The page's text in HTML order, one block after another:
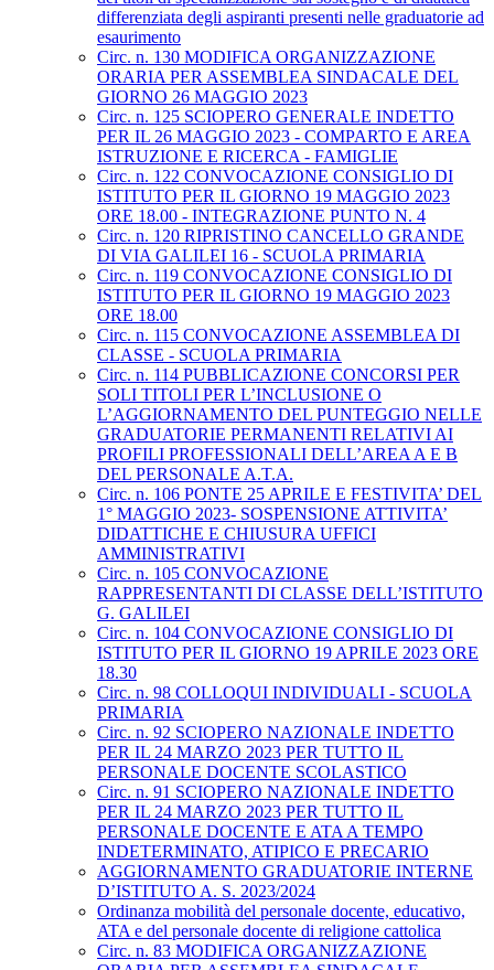
differenziata degli aspiranti presenti nelle graduatorie ad
esaurimento
Circ. n. 130 MODIFICA ORGANIZZAZIONE
ORARIA PER ASSEMBLEA SINDACALE DEL
GIORNO 26 MAGGIO 2023
Circ. n. 125 SCIOPERO GENERALE INDETTO
PER IL 26 MAGGIO 2023 - COMPARTO E AREA
ISTRUZIONE E RICERCA - FAMIGLIE
Circ. n. 122 CONVOCAZIONE CONSIGLIO DI
ISTITUTO PER IL GIORNO 19 MAGGIO 2023
ORE 18.00 - INTEGRAZIONE PUNTO N. 4
Circ. n. 120 RIPRISTINO CANCELLO GRANDE
DI VIA GALILEI 16 - SCUOLA PRIMARIA
Circ. n. 119 CONVOCAZIONE CONSIGLIO DI
ISTITUTO PER IL GIORNO 19 MAGGIO 2023
ORE 18.00
Circ. n. 115 CONVOCAZIONE ASSEMBLEA DI
CLASSE - SCUOLA PRIMARIA
Circ. n. 114 PUBBLICAZIONE CONCORSI PER
SOLI TITOLI PER L’INCLUSIONE O
L’AGGIORNAMENTO DEL PUNTEGGIO NELLE
GRADUATORIE PERMANENTI RELATIVI AI
PROFILI PROFESSIONALI DELL’AREA A E B
DEL PERSONALE A.T.A.
Circ. n. 106 PONTE 25 APRILE E FESTIVITA’ DEL
1° MAGGIO 2023- SOSPENSIONE ATTIVITA’
DIDATTICHE E CHIUSURA UFFICI
AMMINISTRATIVI
Circ. n. 105 CONVOCAZIONE
RAPPRESENTANTI DI CLASSE DELL’ISTITUTO
G. GALILEI
Circ. n. 104 CONVOCAZIONE CONSIGLIO DI
ISTITUTO PER IL GIORNO 19 APRILE 2023 ORE
18.30
Circ. n. 98 COLLOQUI INDIVIDUALI - SCUOLA
PRIMARIA
Circ. n. 92 SCIOPERO NAZIONALE INDETTO
PER IL 24 MARZO 2023 PER TUTTO IL
PERSONALE DOCENTE SCOLASTICO
Circ. n. 91 SCIOPERO NAZIONALE INDETTO
PER IL 24 MARZO 2023 PER TUTTO IL
PERSONALE DOCENTE E ATA A TEMPO
INDETERMINATO, ATIPICO E PRECARIO
AGGIORNAMENTO GRADUATORIE INTERNE
D’ISTITUTO A. S. 2023/2024
Ordinanza mobilità del personale docente, educativo,
ATA e del personale docente di religione cattolica
Circ. n. 83 MODIFICA ORGANIZZAZIONE